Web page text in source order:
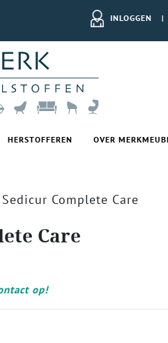
INLOGGEN |
HERSTOFFEREN OVER
Sedicur Complete Care
Care
op!